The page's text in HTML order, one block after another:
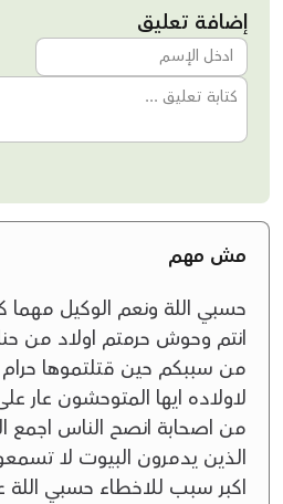
إضافة تعليق
مش مهم
حسبي اللة ونعم الوكيل مهما
انتم وحوش حرمتم اولاد من
من سببكم حين قتلتموها حرام
لاولاده ايها المتوحشون عار
من اصحابة انصح الناس اجمع
الذين يدمرون البيوت لا
اكبر سبب للاخطاء حسبي اللة